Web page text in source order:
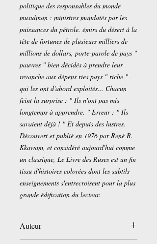
politique des responsables du monde
musulman : ministres mandatés par les
puissances du pétrole. émirs du désert à la
tête de fortunes de plusieurs milliers de
millions de dollars, porte-parole de pays "
pauvres " bien décidés à prendre leur
revanche aux dépens ries pays " riche "
qui les ont d'abord exploités... Chacun
feint la surprise : " Ils n'ont pas mis
longtemps à apprendre. " Erreur : " Ils
savaient déjà ! " Et depuis des lustres.
Découvert et publié en 1976 par René R.
Kkawam, et considéré aujourd'hui comme
un classique, Le Livre des Ruses est un fin
tissu d'histoires colorées dont les subtils
enseignements s'entrecroisent pour la plus
grande édification du lecteur.
Auteur